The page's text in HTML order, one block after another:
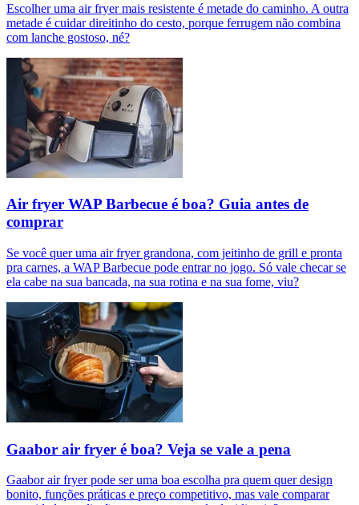
Escolher uma air fryer mais resistente é metade do caminho. A outra
metade é cuidar direitinho do cesto, porque ferrugem não combina
com lanche gostoso, né?
Air fryer WAP Barbecue é boa? Guia antes de
comprar
Se você quer uma air fryer grandona, com jeitinho de grill e pronta
pra carnes, a WAP Barbecue pode entrar no jogo. Só vale checar se
ela cabe na sua bancada, na sua rotina e na sua fome, viu?
Gaabor air fryer é boa? Veja se vale a pena
Gaabor air fryer pode ser uma boa escolha pra quem quer design
bonito, funções práticas e preço competitivo, mas vale comparar